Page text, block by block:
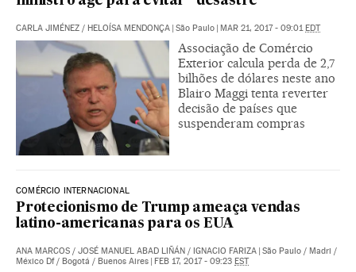
CARLA JIMÉNEZ / HELOÍSA MENDONÇA | São Paulo | MAR 21, 2017 - 09:01EDT
Associação de Comércio
Exterior calcula perda de 2,7
bilhões de dólares neste ano
Blairo Maggi tenta reverter
decisão de países que
suspenderam compras
COMÉRCIO INTERNACIONAL
Protecionismo de Trump ameaça vendas
latino-americanas para os EUA
ANA MARCOS / JOSÉ MANUEL ABAD LIÑÁN / IGNACIO FARIZA | São Paulo / Madri /
México Df / Bogotá / Buenos Aires | FEB 17, 2017 - 09:23 EST